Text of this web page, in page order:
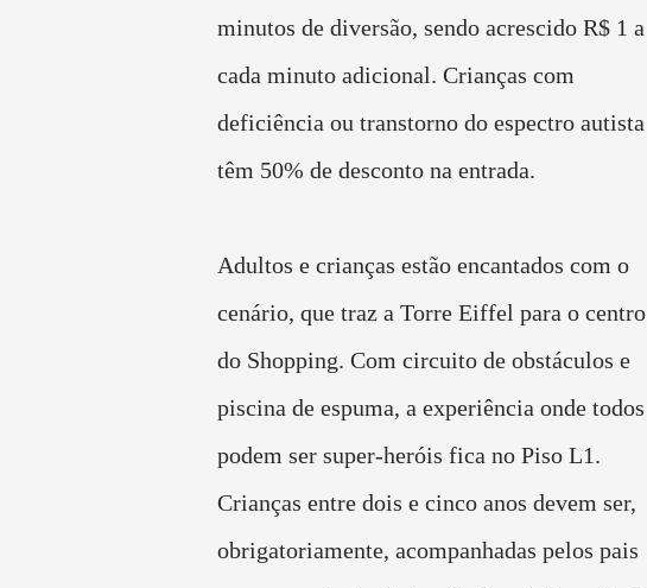
minutos de diversão, sendo acrescido R$ 1 a
cada minuto adicional. Crianças com
deficiência ou transtorno do espectro autista
têm 50% de desconto na entrada.
Adultos e crianças estão encantados com o
cenário, que traz a Torre Eiffel para o centro
do Shopping. Com circuito de obstáculos e
piscina de espuma, a experiência onde todos
podem ser super-heróis fica no Piso L1.
Crianças entre dois e cinco anos devem ser,
obrigatoriamente, acompanhadas pelos pais